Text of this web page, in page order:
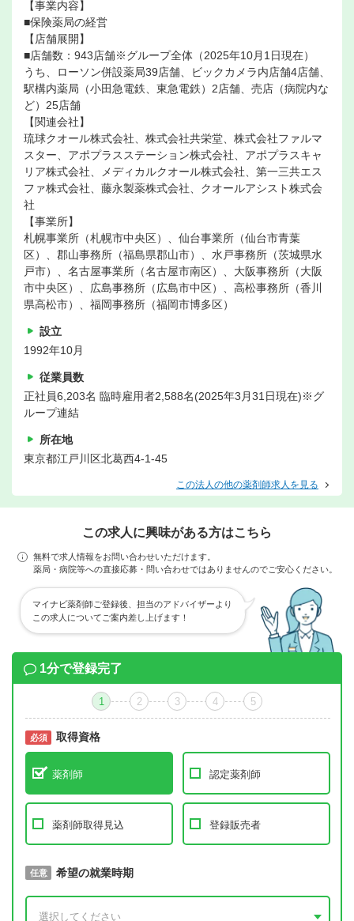
【事業内容】
■保険薬局の経営
【店舗展開】
■店舗数：943店舗※グループ全体（2025年10月1日現在）
うち、ローソン併設薬局39店舗、ビックカメラ内店舗4店舗、
駅構内薬局（小田急電鉄、東急電鉄）2店舗、売店（病院内な
ど）25店舗
【関連会社】
琉球クオール株式会社、株式会社共栄堂、株式会社ファルマ
スター、アポプラスステーション株式会社、アポプラスキャ
リア株式会社、メディカルクオール株式会社、第一三共エス
ファ株式会社、藤永製薬株式会社、クオールアシスト株式会
社
【事業所】
札幌事業所（札幌市中央区）、仙台事業所（仙台市青葉
区）、郡山事務所（福島県郡山市）、水戸事務所（茨城県水
戸市）、名古屋事業所（名古屋市南区）、大阪事務所（大阪
市中央区）、広島事務所（広島市中区）、高松事務所（香川
県高松市）、福岡事務所（福岡市博多区）
設立
1992年10月
従業員数
正社員6,203名 臨時雇用者2,588名(2025年3月31日現在)※グ
ループ連結
所在地
東京都江戸川区北葛西4-1-45
この法人の他の薬剤師求人を見る
この求人に興味がある方はこちら
無料で求人情報をお問い合わせいただけます。
薬局・病院等への直接応募・問い合わせではありませんのでご安心ください。
マイナビ薬剤師ご登録後、担当のアドバイザーより
この求人についてご案内差し上げます！
1分で登録完了
1 2 3 4 5
必須 取得資格
薬剤師 認定薬剤師
薬剤師取得見込 登録販売者
必須 取得予定年
任意 希望の就業時期